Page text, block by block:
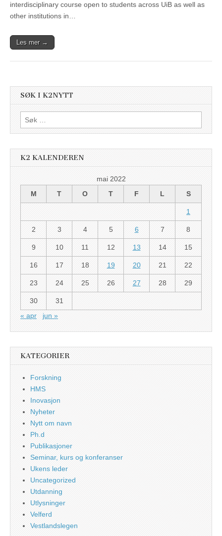
interdisciplinary course open to students across UiB as well as
other institutions in…
Les mer →
SØK I K2NYTT
Søk
etter:
K2 KALENDEREN
mai 2022
M
T O T F L S
1
2 3 4 5 6 7 8
9 10 11 12 13 14 15
16 17 18 19 20 21 22
23 24 25 26 27 28 29
30
31
« apr
jun »
KATEGORIER
Forskning
HMS
Inovasjon
Nyheter
Nytt om navn
Ph.d
Publikasjoner
Seminar, kurs og konferanser
Ukens leder
Uncategorized
Utdanning
Utlysninger
Velferd
Vestlandslegen